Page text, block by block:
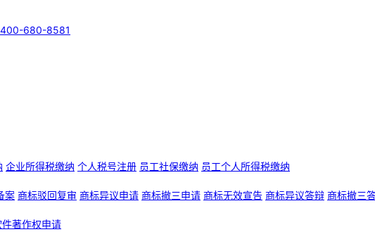
400-680-8581
企业所得税缴纳 个人税号注册 员工社保缴纳 员工个人所得税缴纳
案 商标驳回复审 商标异议申请 商标撤三申请 商标无效宣告 商标异议答辩 商标撤三
件著作权申请